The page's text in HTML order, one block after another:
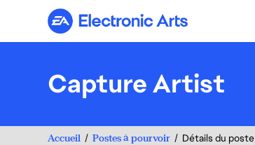
Electronic Arts
Capture Artist
Accueil Postes à pourvoir Détails du poste